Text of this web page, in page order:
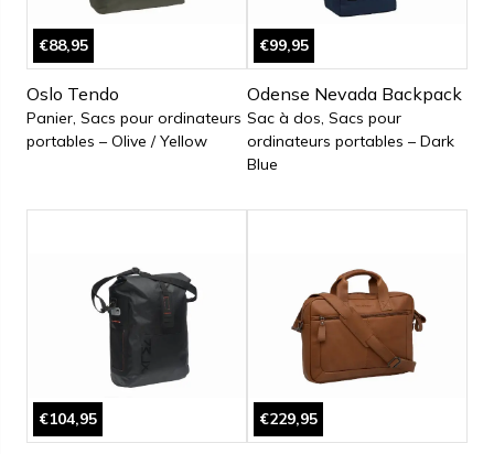
€88,95
Oslo Tendo
Panier, Sacs pour ordinateurs
portables – Olive / Yellow
€99,95
Odense Nevada Backpack
Sac à dos, Sacs pour
ordinateurs portables – Dark
Blue
€104,95 €229,95